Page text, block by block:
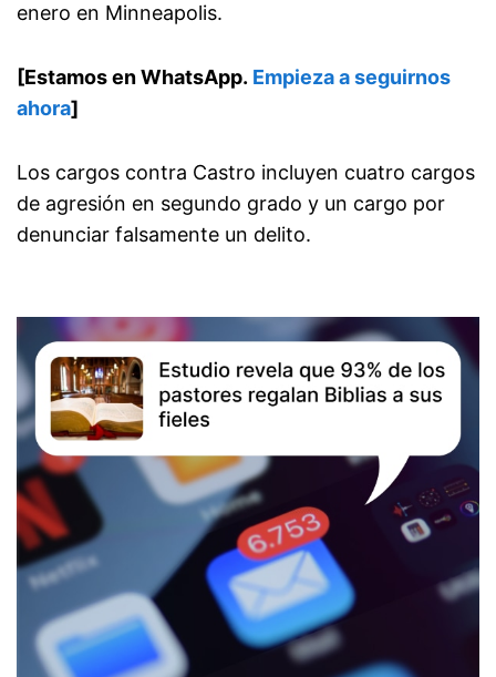
enero en Minneapolis.
[Estamos en WhatsApp. Empieza a seguirnos
ahora]
Los cargos contra Castro incluyen cuatro cargos
de agresión en segundo grado y un cargo por
denunciar falsamente un delito.